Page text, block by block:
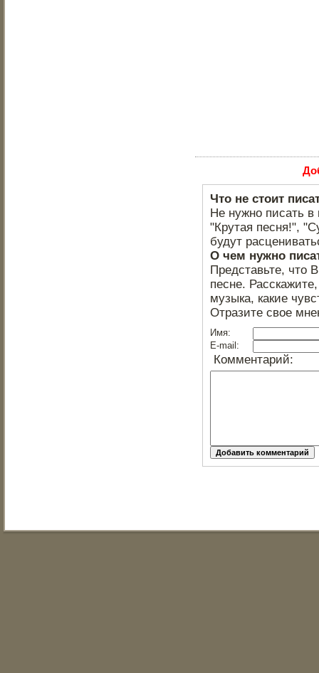
Что не стоит
Не нужно писать в
"Крутая песня!",
будут
О чем нужно
Представьте, что
песне.
музыка, какие
Отразите свое
Имя:
E-mail:
Комментарий: